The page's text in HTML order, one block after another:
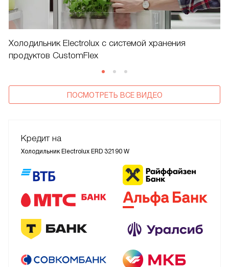
Холодильник Electrolux c системой хранения
продуктов CustomFlex
ПОСМОТРЕТЬ ВСЕ ВИДЕО
Кредит на
Холодильник Electrolux ERD 32190 W